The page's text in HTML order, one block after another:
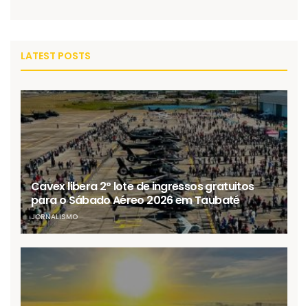
LATEST POSTS
Cavex libera 2º lote de ingressos gratuitos
para o Sábado Aéreo 2026 em Taubaté
JORNALISMO